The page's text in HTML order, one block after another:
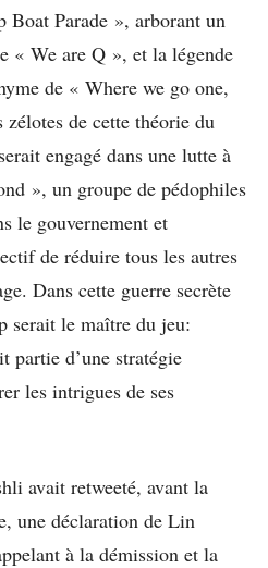
Parade », arborant un
« We are Q », et la légende
de « Where we go one,
de cette théorie du
engagé dans une lutte à
», un groupe de pédophiles
le gouvernement et
de réduire tous les autres
Dans cette guerre secrète
serait le maître du jeu:
partie d’une stratégie
les intrigues de ses
avait retweeté, avant la
une déclaration de Lin
à la démission et la